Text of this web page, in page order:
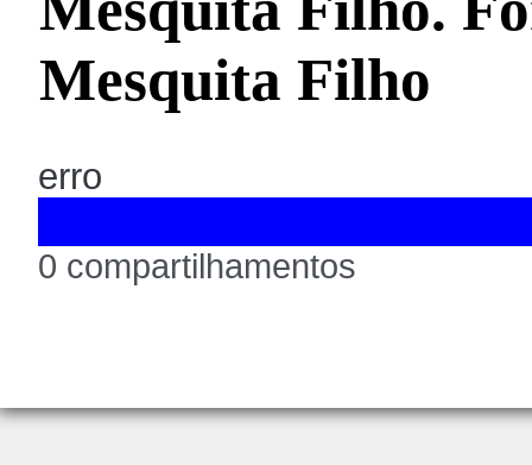
Mesquita Filho
erro
0 compartilhamentos